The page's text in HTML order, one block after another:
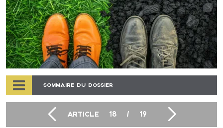
SOMMAIRE DU DOSSIER
ARTICLE 18 / 19